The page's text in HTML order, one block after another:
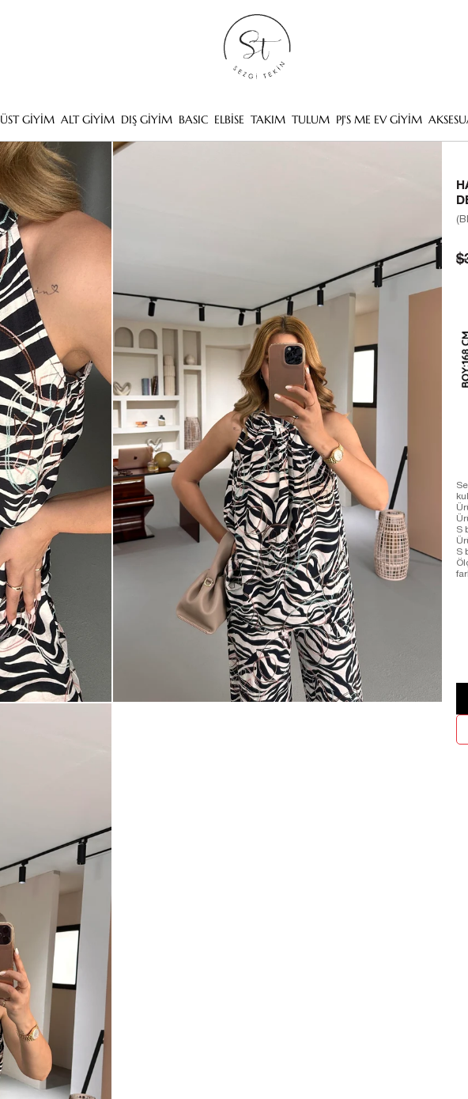
ÜST GİYİM ALT GİYİM DIŞ GİYİM BASIC ELBİSE TAKIM TULUM PJ'S ME EV GİYİM
S
S